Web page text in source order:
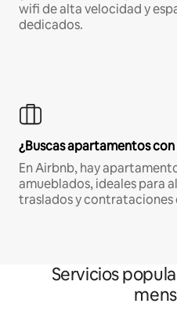
wifi de alta velocidad y
dedicados.
¿Buscas apartamentos
En Airbnb, hay
amueblados, ideales para
traslados y contrataciones
Servicios